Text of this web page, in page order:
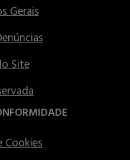
Gerais
Site
Cookies